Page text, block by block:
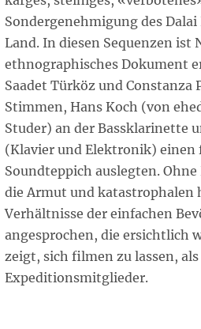
Sondergenehmigung des Dalai
Land. In diesen Sequenzen ist
ethnographisches Dokument
Saadet Türköz und Constanza
Stimmen, Hans Koch (von
Studer) an der Bassklarinette
(Klavier und Elektronik)
Soundteppich auslegten.
die Armut und katastrophalen
Verhältnisse der einfachen
angesprochen, die ersichtlich
zeigt, sich filmen zu lassen, als
Expeditionsmitglieder.